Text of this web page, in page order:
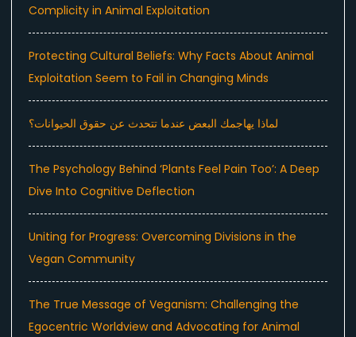
Complicity in Animal Exploitation
Protecting Cultural Beliefs: Why Facts About Animal
Exploitation Seem to Fail in Changing Minds
لماذا يهاجمك البعض عندما تتحدث عن حقوق الحيوانات؟
The Psychology Behind ‘Plants Feel Pain Too’: A Deep
Dive Into Cognitive Deflection
Uniting for Progress: Overcoming Divisions in the
Vegan Community
The True Message of Veganism: Challenging the
Egocentric Worldview and Advocating for Animal